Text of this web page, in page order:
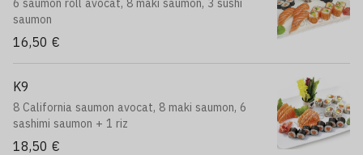
6 saumon roll avocat, 8 maki saumon, 3 sushi
saumon
16,50 €
K9
8 California saumon avocat, 8 maki saumon, 6
sashimi saumon + 1 riz
18,50 €